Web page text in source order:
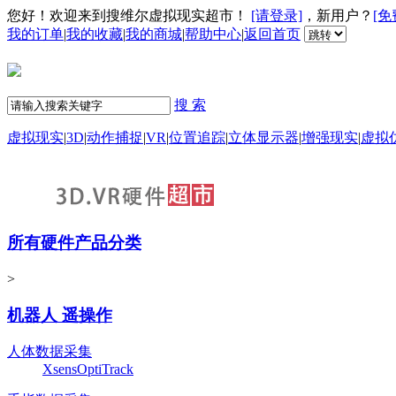
您好！欢迎来到搜维尔虚拟现实超市！ [请登录] ，新用户？ [免
我的订单|我的收藏|我的商城|帮助中心|返回首页
搜 索
虚拟现实|3D|动作捕捉|VR|位置追踪|立体显示器|增强现实|虚拟
所有硬件产品分类
>
机器人 遥操作
人体数据采集
XsensOptiTrack